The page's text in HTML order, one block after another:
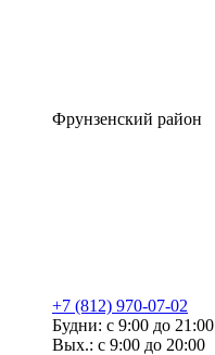
Фрунзенский район
+7 (812) 970-07-02
Будни: с 9:00 до 21:00
Вых.: с 9:00 до 20:00